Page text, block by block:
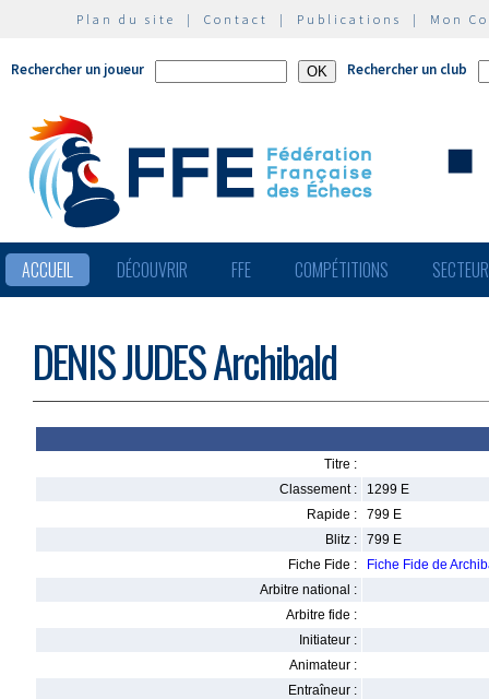
Plan du site | Contact | Publications | Mon
Rechercher un joueur Rechercher un club
ACCUEIL DÉCOUVRIR FFE COMPÉTITIONS
DENIS JUDES Archibald
Titre :
Classement :
1299 E
Rapide :
799 E
Blitz :
799 E
Fiche Fide :
Fiche Fide de
Arbitre national :
Arbitre fide :
Initiateur :
Animateur :
Entraîneur :